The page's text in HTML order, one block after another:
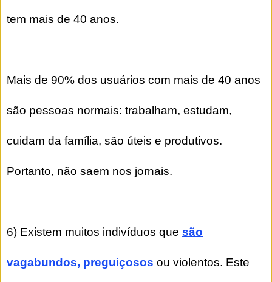
tem mais de 40 anos.
Mais de 90% dos usuários com mais de 40 anos
são pessoas normais: trabalham, estudam,
cuidam da família, são úteis e produtivos.
Portanto, não saem nos jornais.
6) Existem muitos indivíduos que são
vagabundos, preguiçosos ou violentos. Este